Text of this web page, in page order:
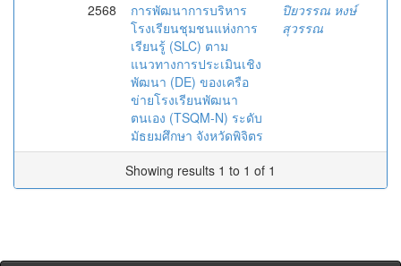
2568
การพัฒนาการบริหาร
โรงเรียนชุมชนแห่งการ
เรียนรู้ (SLC) ตาม
แนวทางการประเมินเชิง
พัฒนา (DE) ของเครือ
ข่ายโรงเรียนพัฒนา
ตนเอง (TSQM-N) ระดับ
มัธยมศึกษา จังหวัดพิจิตร
ปิยวรรณ หงษ์
สุวรรณ
Showing results 1 to 1 of 1